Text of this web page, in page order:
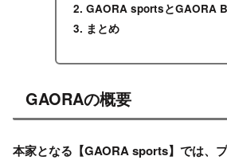
GAORA sportsとGAORA
まとめ
GAORAの概要
本家となる【GAORA sports】では、